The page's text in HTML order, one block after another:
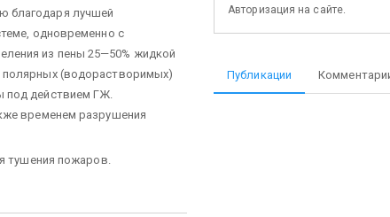
благодаря лучшей
одновременно с
из пены 25—50% жидкой
полярных (водорастворимых)
под действием ГЖ.
временем разрушения
тушения пожаров.
Авторизация на сайте.
Публикации